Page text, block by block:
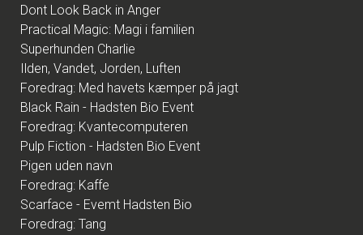
Dont Look Back in Anger
Practical Magic: Magi i familien
Superhunden Charlie
Ilden, Vandet, Jorden, Luften
Foredrag: Med havets kæmper på jagt
Black Rain - Hadsten Bio Event
Foredrag: Kvantecomputeren
Pulp Fiction - Hadsten Bio Event
Pigen uden navn
Foredrag: Kaffe
Scarface - Evemt Hadsten Bio
Foredrag: Tang